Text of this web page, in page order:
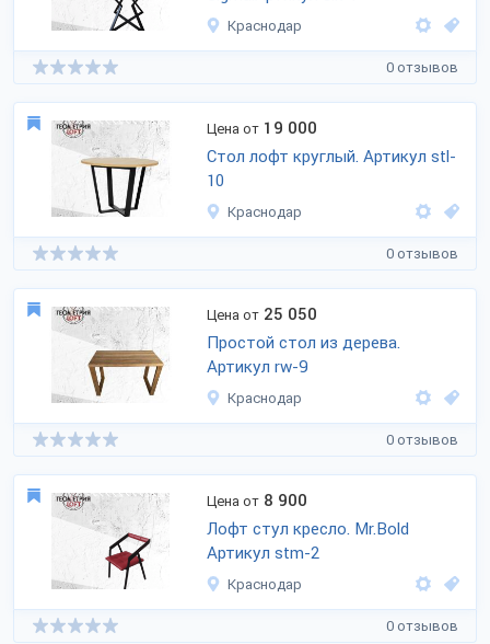
Краснодар
0 отзывов
Цена от 19 000
Стол лофт круглый. Артикул stl-
10
Краснодар
0 отзывов
Цена от 25 050
Простой стол из дерева.
Артикул rw-9
Краснодар
0 отзывов
Цена от 8 900
Лофт стул кресло. Mr.Bold
Артикул stm-2
Краснодар
0 отзывов